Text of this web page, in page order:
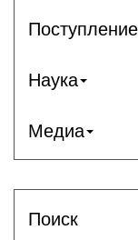
Поступление
Наука
Медиа
Поиск